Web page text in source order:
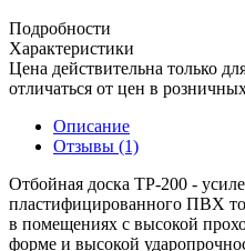
Подробности
Характеристики
Цена действительна только
отличаться от цен в
Описание
Отзывы (1)
Отбойная доска ТР-200 -
пластифицированного ПВХ
в помещениях с высокой
форме и высокой